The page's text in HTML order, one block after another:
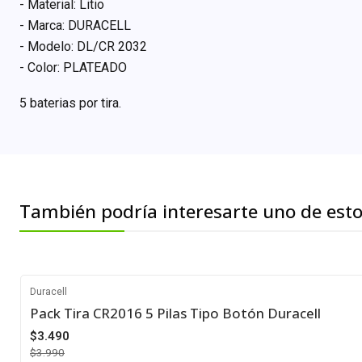
- Material: Litio
- Marca: DURACELL
- Modelo: DL/CR 2032
- Color: PLATEADO
5 baterias por tira.
También podría interesarte uno de
-13%
Duracell
Pack Tira CR2016 5 Pilas Tipo Botón Duracell
$3.490
$3.990